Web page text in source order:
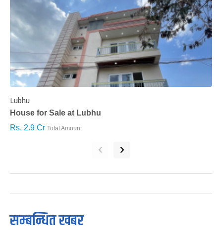
Lubhu
House for Sale at Lubhu
Rs. 2.9 Cr Total Amount
‹ ›
सम्बन्धित खबर